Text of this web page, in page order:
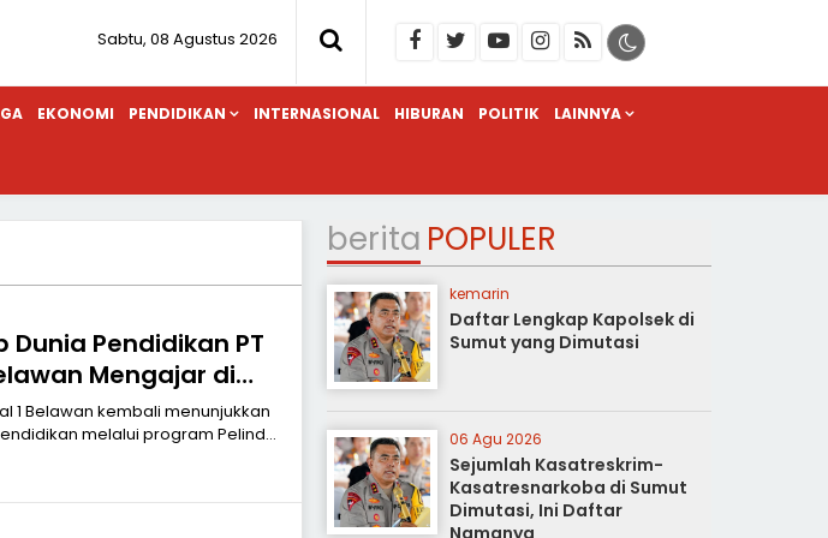
Sabtu, 08 Agustus 2026
EKONOMI PENDIDIKAN INTERNASIONAL HIBURAN POLITIK LAINNYA
Pendidikan PT
Mengajar di
melalui program Pelindo
berita POPULER
kemarin
Daftar Lengkap Kapolsek di
Sumut yang Dimutasi
06 Agu 2026
Sejumlah Kasatreskrim-
Kasatresnarkoba di Sumut
Dimutasi, Ini Daftar
Namanya